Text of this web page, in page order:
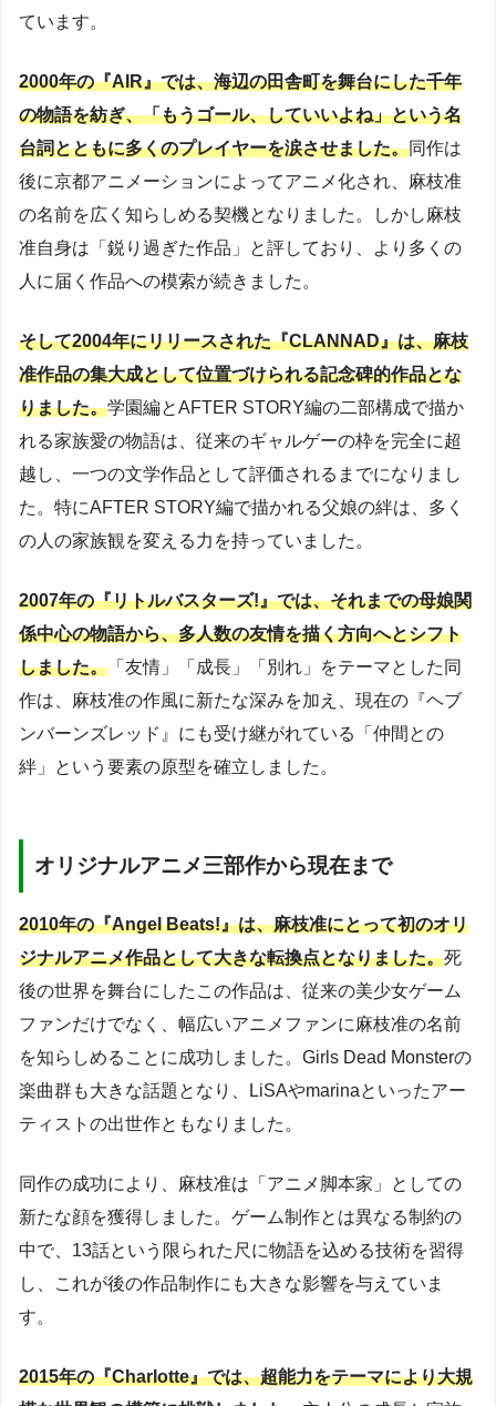
ています。
2000年の『AIR』では、海辺の田舎町を舞台にした千年
の物語を紡ぎ、「もうゴール、していいよね」という名
台詞とともに多くのプレイヤーを涙させました。同作は
後に京都アニメーションによってアニメ化され、麻枝准
の名前を広く知らしめる契機となりました。しかし麻枝
准自身は「鋭り過ぎた作品」と評しており、より多くの
人に届く作品への模索が続きました。
そして2004年にリリースされた『CLANNAD』は、麻枝
准作品の集大成として位置づけられる記念碑的作品とな
りました。学園編とAFTER STORY編の二部構成で描か
れる家族愛の物語は、従来のギャルゲーの枠を完全に超
越し、一つの文学作品として評価されるまでになりまし
た。特にAFTER STORY編で描かれる父娘の絆は、多く
の人の家族観を変える力を持っていました。
2007年の『リトルバスターズ!』では、それまでの母娘関
係中心の物語から、多人数の友情を描く方向へとシフト
しました。 「友情」「成長」「別れ」をテーマとした同
作は、麻枝准の作風に新たな深みを加え、現在の『ヘブ
ンバーンズレッド』にも受け継がれている「仲間との
絆」という要素の原型を確立しました。
オリジナルアニメ三部作から現在まで
2010年の『Angel Beats!』は、麻枝准にとって初のオリ
ジナルアニメ作品として大きな転換点となりました。死
後の世界を舞台にしたこの作品は、従来の美少女ゲーム
ファンだけでなく、幅広いアニメファンに麻枝准の名前
を知らしめることに成功しました。Girls Dead Monsterの
楽曲群も大きな話題となり、LiSAやmarinaといったアー
ティストの出世作ともなりました。
同作の成功により、麻枝准は「アニメ脚本家」としての
新たな顔を獲得しました。ゲーム制作とは異なる制約の
中で、13話という限られた尺に物語を込める技術を習得
し、これが後の作品制作にも大きな影響を与えていま
す。
2015年の『Charlotte』では、超能力をテーマにより大規